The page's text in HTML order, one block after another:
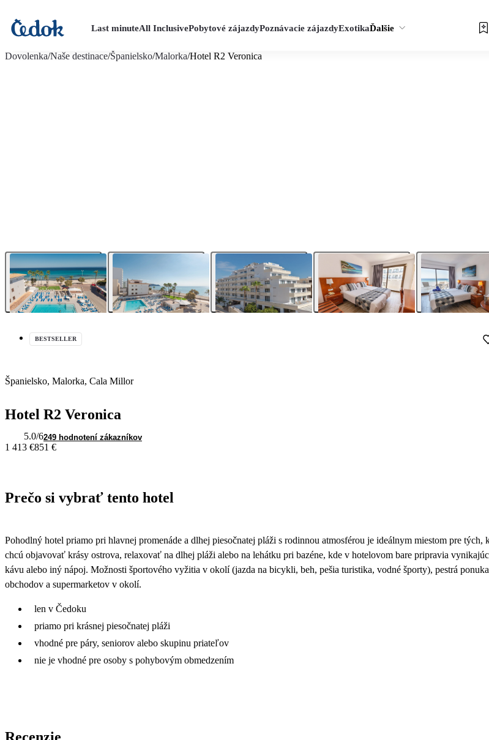
Last minuteAll InclusivePobytové zájazdyPoznávacie zájazdyExotikaĎalšie
Dovolenka/Naše destinace/Španielsko/Malorka/Hotel R2 Veronica
BESTSELLER
Španielsko, Malorka, Cala Millor
Hotel R2 Veronica
5.0/6249 hodnotení zákazníkov
1 413 €851 €
Prečo si vybrať tento hotel
Pohodlný hotel priamo pri hlavnej promenáde a dlhej piesočnatej pláži s rodinnou atmosférou je ideálnym miestom pre tých,
chcú objavovať krásy ostrova, relaxovať na dlhej pláži alebo na lehátku pri bazéne, kde v hotelovom bare pripravia
kávu alebo iný nápoj. Možnosti športového vyžitia v okolí (jazda na bicykli, beh, pešia turistika, vodné športy), pestrá ponuka
obchodov a supermarketov v okolí.
len v Čedoku
priamo pri krásnej piesočnatej pláži
vhodné pre páry, seniorov alebo skupinu priateľov
nie je vhodné pre osoby s pohybovým obmedzením